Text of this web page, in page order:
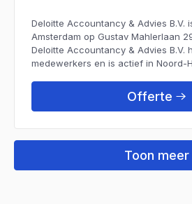
Deloitte Accountancy & Advies B.V.
Amsterdam op Gustav Mahlerlaan
Deloitte Accountancy & Advies B.V.
medewerkers en is actief in Noord-
Offerte
Toon meer